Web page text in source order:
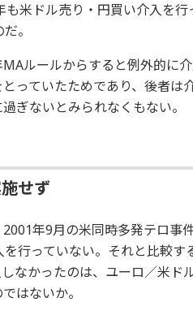
米ドル売り・円買い介入を
。
ルールからすると例外的に
っていたためであり、後者は
ぎないとみられなくもない。
せず
年9月の米同時多発テロ事
行っていない。それと比較
なかったのは、ユーロ／米ド
はないか。